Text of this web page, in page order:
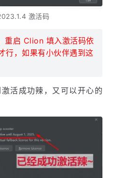
激活码
重启 Clion 填入激活码依
行，如果有小伙伴遇到这
活成功辣，又可以开心的